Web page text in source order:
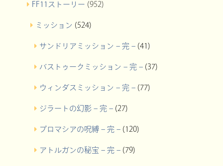
FF11ストーリー (952)
ミッション (524)
サンドリアミッション – 完 –(41)
バストゥークミッション – 完 –(37)
ウィンダスミッション – 完 –(77)
ジラートの幻影 – 完 –(27)
プロマシアの呪縛 – 完 –(120)
アトルガンの秘宝 – 完 –(79)